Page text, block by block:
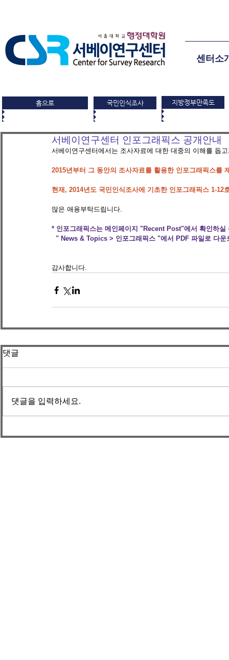
센터소
홈으로 국민인식조사 지방정부만족도
서베이연구센터 인포그래픽스 공개안내
서베이연구센터에서는 조사자료에 대한 대중의 이해를 돕
2015년부터 그 동안의 조사자료를 활용한 인포그래픽스를
현재, 2014년도 국민인식조사에 기초한 인포그래픽스 1-12
많은 애용부탁드립니다.
* 인포그래픽스는 메인페이지 "Recent Post"에서 확인하
" News & Topics > 인포그래픽스 "에서 PDF 파일로 다
감사합니다.
댓글
댓글을 입력하세요.